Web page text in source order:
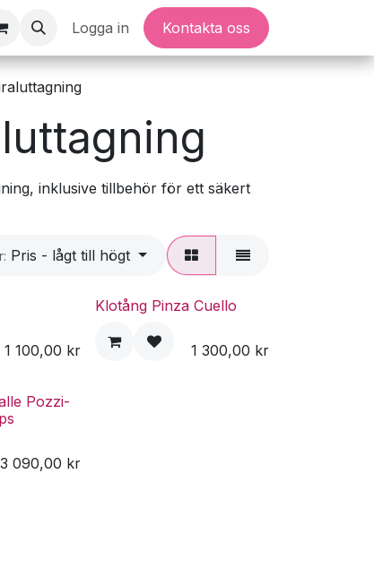
Logga in Kontakta oss
inklusive tillbehör för ett säkert
Pris - lågt till högt
1 100,00 kr
Klotång Pinza Cuello
1 300,00 kr
Pozzi-
3 090,00 kr